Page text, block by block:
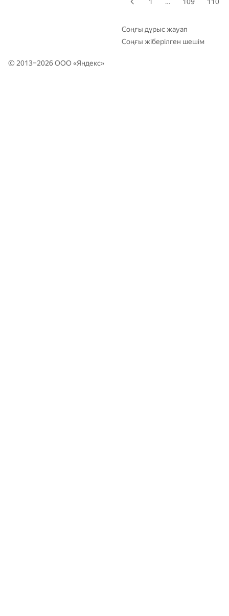
Соңғы дұрыс жауап
Соңғы жіберілген шешім
© 2013–2026 ООО «Яндекс»